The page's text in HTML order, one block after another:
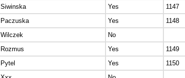
Siwinska Yes 1147
Paczuska Yes 1148
Wilczek No
Rozmus Yes 1149
Pytel Yes 1150